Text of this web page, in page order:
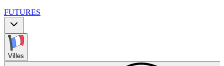
FUTURES
Villes